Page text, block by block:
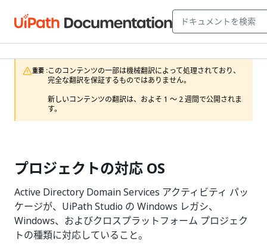
重要 :このコンテンツの一部は機械翻訳によって処理されており、
完全な翻訳を保証するものではありません。
新しいコンテンツの翻訳は、およそ 1 ～ 2 週間で公開されま
す。
プロジェクトの対応 OS
Active Directory Domain Services アクティビティ パッ
ケージが、UiPath Studio の Windows レガシ、
Windows、およびクロスプラットフォーム プロジェク
トの種類に対応していること。